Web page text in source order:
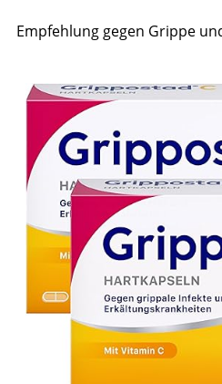
Empfehlung gegen Grippe